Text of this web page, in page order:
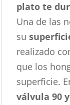
plato te
Una de las
su
realizado
que los
superficie.
válvula 90